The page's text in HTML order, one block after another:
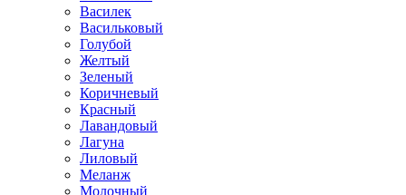
Василек
Васильковый
Голубой
Желтый
Зеленый
Коричневый
Красный
Лавандовый
Лагуна
Лиловый
Меланж
Молочный